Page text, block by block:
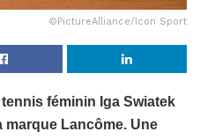
©PictureAlliance/Icon Sport
féminin Iga Swiatek
marque Lancôme. Une